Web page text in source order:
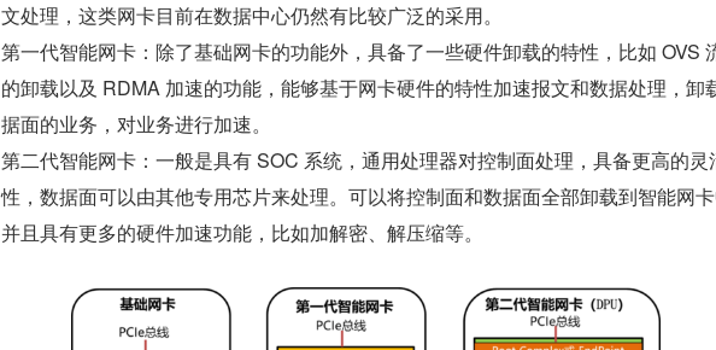
文处理，这类网卡目前在数据中心仍然有比较广泛的采用。
第一代智能网卡：除了基础网卡的功能外，具备了一些硬件卸载的特性，比如 OVS
的卸载以及 RDMA 加速的功能，能够基于网卡硬件的特性加速报文和数据处理，卸
据面的业务，对业务进行加速。
第二代智能网卡：一般是具有 SOC 系统，通用处理器对控制面处理，具备更高的灵
性，数据面可以由其他专用芯片来处理。可以将控制面和数据面全部卸载到智能网卡
并且具有更多的硬件加速功能，比如加解密、解压缩等。